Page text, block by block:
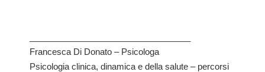
Francesca Di Donato – Psicologa
Psicologia clinica, dinamica e della salute – percorsi